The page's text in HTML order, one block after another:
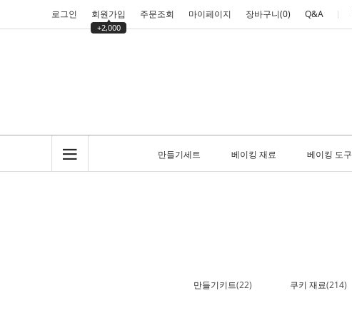
로그인 회원가입
+2,000
주문조회 마이페이지 장바구니(0) Q&A
만들기세트 베이킹 재료 베이킹 도구
만들기키트(22) 쿠키 재료(214)